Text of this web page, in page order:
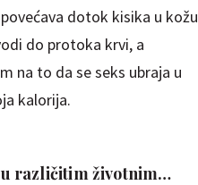
dotok kisika u kožu
do protoka krvi, a
na to da se seks ubraja u
kalorija.
različitim životnim